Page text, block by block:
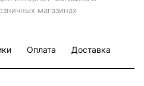
магазинах
Оплата Доставка